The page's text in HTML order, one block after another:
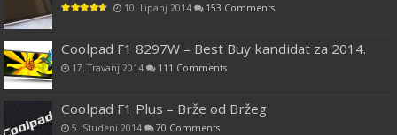
10. Lipanj 2014 153 Comments
Coolpad F1 8297W – Best Buy kandidat za 2014.
17. Travanj 2014 111 Comments
Coolpad F1 Plus – Brže od Bržeg
5. Studeni 2014 70 Comments